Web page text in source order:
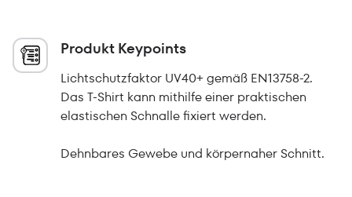
Produkt Keypoints
Lichtschutzfaktor UV40+ gemäß EN13758-2.
Das T-Shirt kann mithilfe einer praktischen
elastischen Schnalle fixiert werden.
Dehnbares Gewebe und körpernaher Schnitt.